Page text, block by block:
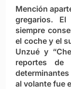
Mención
gregarios.
siempre
el coche y el
Unzué y
reportes
al volante fue